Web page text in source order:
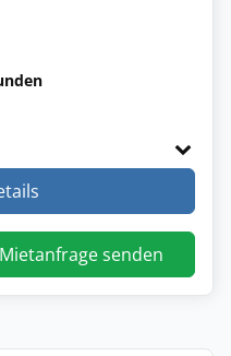
Mietanfrage senden